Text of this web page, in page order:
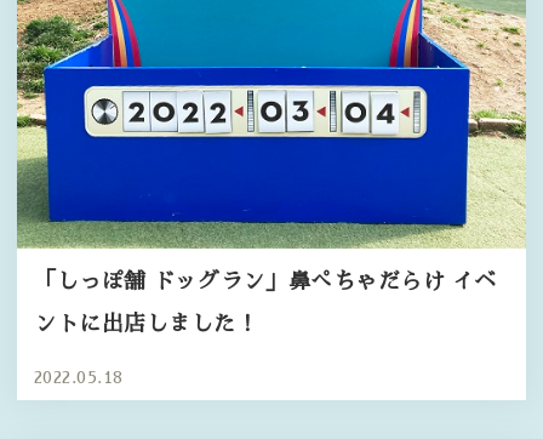
「しっぽ舗 ドッグラン」鼻ぺちゃだらけ イベ
ントに出店しました！
2022.05.18